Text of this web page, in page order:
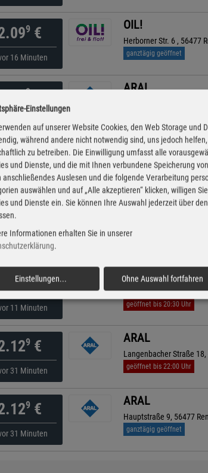
9€
16 Minuten
OIL!
Herborner Str. 6 , 56477
ganztägig geöffnet
9€ ARAL
9€
31 Minuten
ARAL
Rheinstraße 18, 56462
geöffnet bis 22:00 Uhr
31 Minuten
ARAL
2.119€
11 Minuten
ESSO
Hauptstr. 79 , 56459
geöffnet bis 20:30 Uhr
9€
31 Minuten
ARAL
Langenbacher Straße
geöffnet bis 22:00 Uhr
9€
31 Minuten
ARAL
Hauptstraße 9, 56477
ganztägig geöffnet
Einstellungen
auf unserer Website Cookies, den Web Storage und
während andere nicht notwendig sind, uns jedoch
zu betreiben. Die Einwilligung umfasst alle
und Dienste, und die mit Ihnen verbundene Speicherung
anschließendes Auslesen und die folgende Verarbeitung
auswählen und auf „Alle akzeptieren“ klicken, willigen
und Dienste ein. Sie können Ihre Auswahl jederzeit über
Informationen erhalten Sie in unserer
.
Einstellungen... Ohne Auswahl fortfahren